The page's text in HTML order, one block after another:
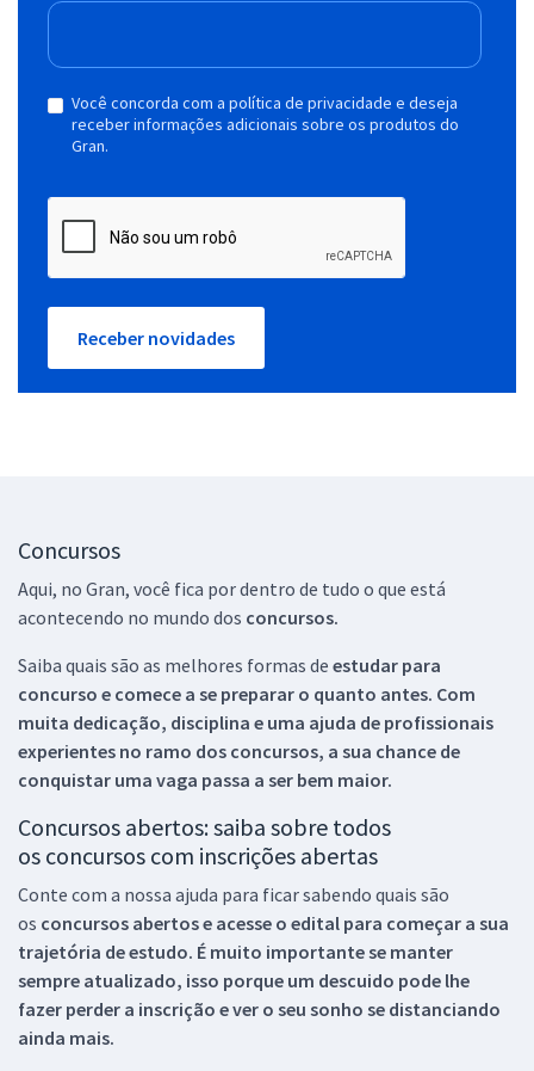
Você concorda com a política de privacidade e deseja
receber informações adicionais sobre os produtos do
Gran.
Receber novidades
Concursos
Aqui, no Gran, você fica por dentro de tudo o que está
acontecendo no mundo dos concursos.
Saiba quais são as melhores formas de estudar para
concurso e comece a se preparar o quanto antes. Com
muita dedicação, disciplina e uma ajuda de profissionais
experientes no ramo dos concursos, a sua chance de
conquistar uma vaga passa a ser bem maior.
Concursos abertos: saiba sobre todos
os concursos com inscrições abertas
Conte com a nossa ajuda para ficar sabendo quais são
os concursos abertos e acesse o edital para começar a sua
trajetória de estudo. É muito importante se manter
sempre atualizado, isso porque um descuido pode lhe
fazer perder a inscrição e ver o seu sonho se distanciando
ainda mais.